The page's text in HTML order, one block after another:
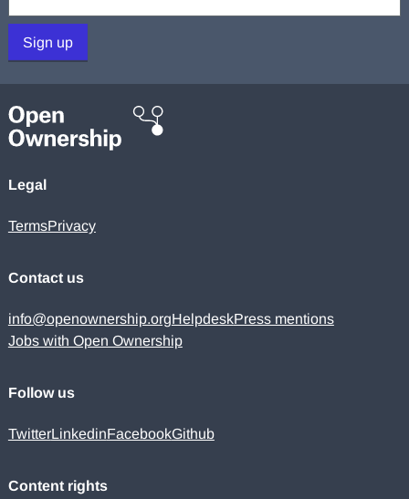
Sign up
Legal
TermsPrivacy
Contact us
info@openownership.orgHelpdeskPress mentions
Jobs with Open Ownership
Follow us
TwitterLinkedinFacebookGithub
Content rights